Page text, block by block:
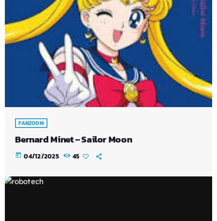
FANZOOM
Bernard Minet – Sailor Moon
today 04/12/2025 45